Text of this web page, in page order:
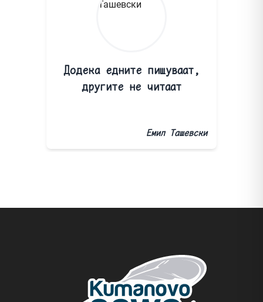
Додека едните пишуваат,
другите не читаат
Емил Ташевски